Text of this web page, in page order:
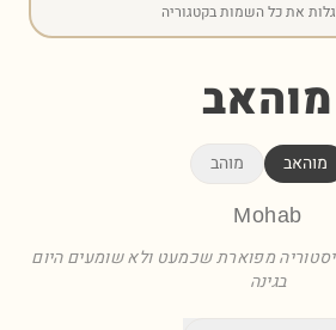
את כל השמות בקטגוריה
מוהאב
מוהאב מוהב
Mohab
מפוארת שכמעט ולא שומעים היום
בגינה